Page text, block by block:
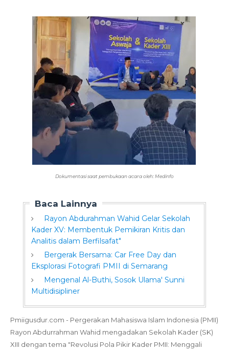
Dokumentasi saat pembukaan acara oleh: Medinfo
Baca Lainnya
Rayon Abdurahman Wahid Gelar Sekolah
Kader XV: Membentuk Pemikiran Kritis dan
Analitis dalam Berfilsafat"
Bergerak Bersama: Car Free Day dan
Eksplorasi Fotografi PMII di Semarang
Mengenal Al-Buthi, Sosok Ulama' Sunni
Multidisipliner
Pmiigusdur.com - Pergerakan Mahasiswa Islam Indonesia (PMII)
Rayon Abdurrahman Wahid mengadakan Sekolah Kader (SK)
XIII dengan tema "Revolusi Pola Pikir Kader PMII: Menggali